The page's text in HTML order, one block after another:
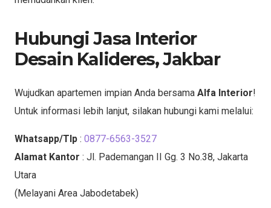
Hubungi Jasa Interior
Desain Kalideres, Jakbar
Wujudkan apartemen impian Anda bersama Alfa Interior!
Untuk informasi lebih lanjut, silakan hubungi kami melalui:
Whatsapp/Tlp : 0877-6563-3527
Alamat Kantor : Jl. Pademangan II Gg. 3 No.38, Jakarta
Utara
(Melayani Area Jabodetabek)